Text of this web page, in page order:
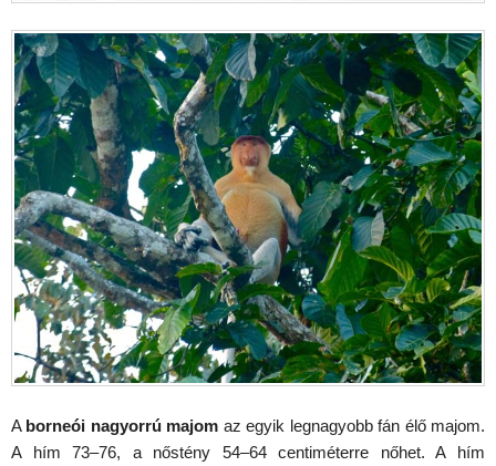
A borneói nagyorrú majom az egyik legnagyobb fán élő majom.
A hím 73–76, a nőstény 54–64 centiméterre nőhet. A hím